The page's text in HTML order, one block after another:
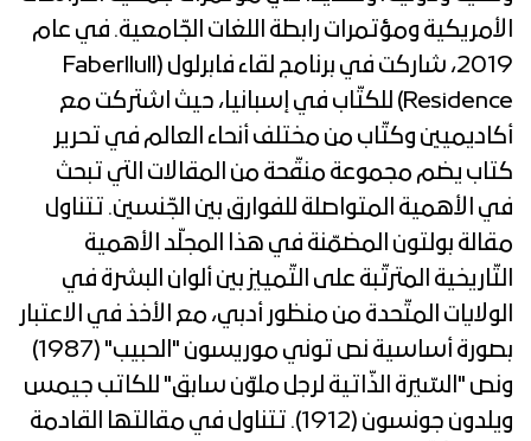
الأمريكية ومؤتمرات رابطة اللغات الجّامعية. في عام
2019، شاركت في برنامج لقاء فابرلول (Faberllull
Residence) للكتّاب في إسبانيا، حيث اشتركت مع
أكاديميين وكتّاب من مختلف أنحاء العالم في تحرير
كتاب يضم مجموعة منقّحة من المقالات التي تبحث
في الأهمية المتواصلة للفوارق بين الجّنسين. تتناول
مقالة بولتون المضمّنة في هذا المجلّد الأهمية
التّاريخية المترتّبة على التّمييز بين ألوان البشرة في
الولايات المتّحدة من منظور أدبي، مع الأخذ في الاعتبار
بصورة أساسية نص توني موريسون "الحبيب" (1987)
ونص "السّيرة الذّاتية لرجل ملوّن سابق" للكاتب جيمس
ويلدون جونسون (1912). تتناول في مقالتها القادمة